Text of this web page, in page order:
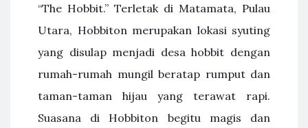
“The Hobbit.” Terletak di Matamata, Pulau
Utara, Hobbiton merupakan lokasi syuting
yang disulap menjadi desa hobbit dengan
rumah-rumah mungil beratap rumput dan
taman-taman hijau yang terawat rapi.
Suasana di Hobbiton begitu magis dan